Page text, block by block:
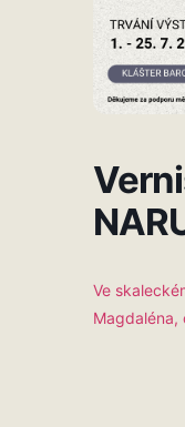
Ve
Magdaléna,